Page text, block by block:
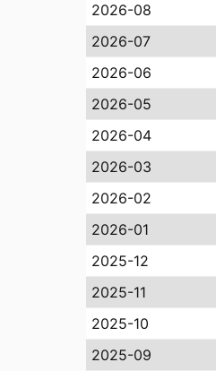
2026-08
2026-07
2026-06
2026-05
2026-04
2026-03
2026-02
2026-01
2025-12
2025-11
2025-10
2025-09